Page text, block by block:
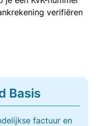
verifiëren
Basis
factuur en